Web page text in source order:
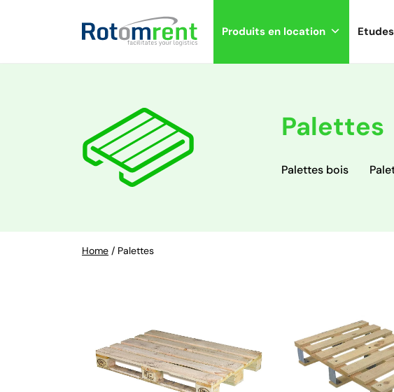
Produits en location
Palettes
Palettes bois
Home / Palettes